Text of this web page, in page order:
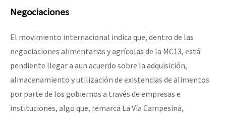
Negociaciones
El movimiento internacional indica que, dentro de las
negociaciones alimentarias y agrícolas de la MC13, está
pendiente llegar a aun acuerdo sobre la adquisición,
almacenamiento y utilización de existencias de alimentos
por parte de los gobiernos a través de empresas e
instituciones, algo que, remarca La Vía Campesina,